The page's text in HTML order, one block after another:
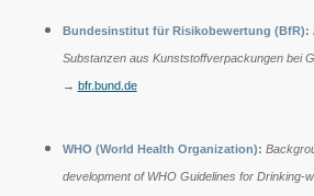
Bundesinstitut für Risikobewertung (BfR):
Substanzen aus Kunststoffverpackungen bei
→ bfr.bund.de
WHO (World Health Organization):
development of WHO Guidelines for Drinking-